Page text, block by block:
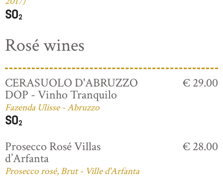
Rosé wines
CERASUOLO D'ABRUZZO
DOP - Vinho Tranquilo
Fazenda Ulisse - Abruzzo
€ 29.00
Prosecco Rosé Villas
d’Arfanta
Prosecco rosé, Brut - Ville d'Arfanta
€ 28.00